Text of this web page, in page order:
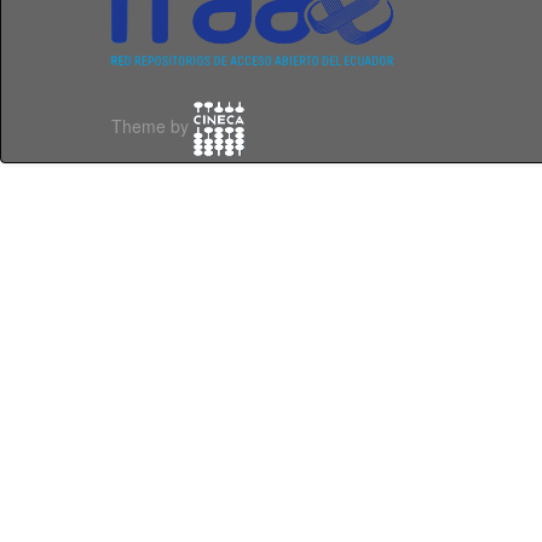
Theme by